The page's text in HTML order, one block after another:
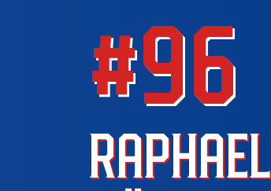
#96
RAPHAEL